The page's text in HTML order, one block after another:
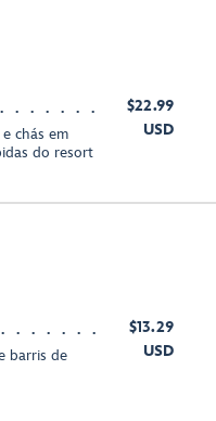
chás em
do resort
$22.99
USD
barris de
$13.29
USD